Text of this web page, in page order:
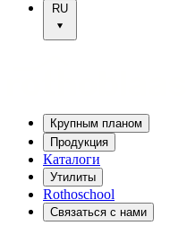
RU
Крупным планом
Продукция
Каталоги
Утилиты
Rothoschool
Связаться с нами